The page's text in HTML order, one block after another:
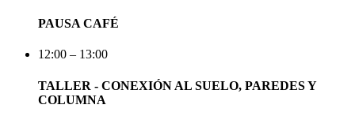
PAUSA CAFÉ
12:00 – 13:00
TALLER - CONEXIÓN AL SUELO, PAREDES Y
COLUMNA